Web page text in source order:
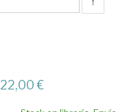
22,00 €